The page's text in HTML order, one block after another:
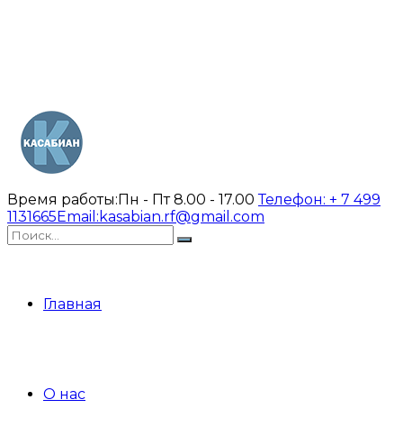
Время работы:Пн - Пт 8.00 - 17.00Телефон: + 7 499
1131665Email: kasabian.rf@gmail.com
Главная
О нас